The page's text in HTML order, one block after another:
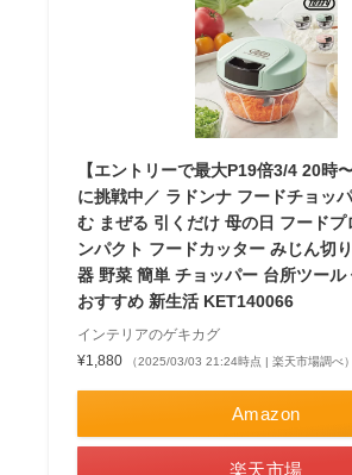
【エントリーで最大P19倍3/4 20時
に挑戦中／ ラドンナ フードチョッ
む まぜる 引くだけ 母の日 フードプ
ンパクト フードカッター みじん切
器 野菜 簡単 チョッパー 台所ツール
おすすめ 新生活 KET140066
インテリアのゲキカグ
¥1,880
（2025/03/03 21:24時点 | 楽天市場調べ）
Amazon
楽天市場